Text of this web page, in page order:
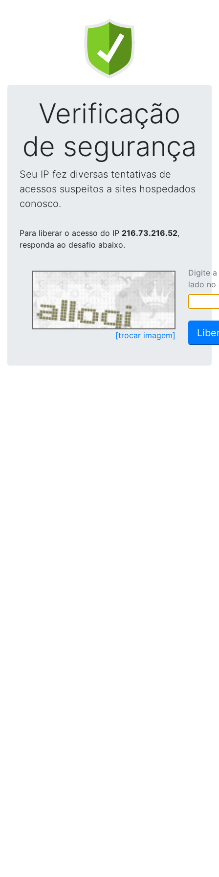
Verificação
de segurança
Seu IP fez diversas tentativas de
acessos suspeitos a sites hospedados
conosco.
Para liberar o acesso do IP 216.73.216.52,
responda ao desafio abaixo.
[trocar imagem]
Digite
lado no